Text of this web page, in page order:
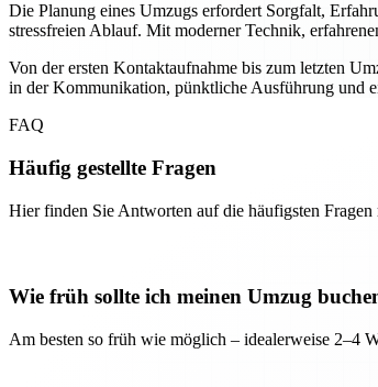
Die Planung eines Umzugs erfordert Sorgfalt,
stressfreien Ablauf. Mit moderner Technik,
Von der ersten Kontaktaufnahme bis zum letzten
in der Kommunikation, pünktliche Ausführung und
FAQ
Häufig gestellte Fragen
Hier finden Sie Antworten auf die häufigsten
Wie früh sollte ich meinen Umzug
Am besten so früh wie möglich – idealerweise 2–4